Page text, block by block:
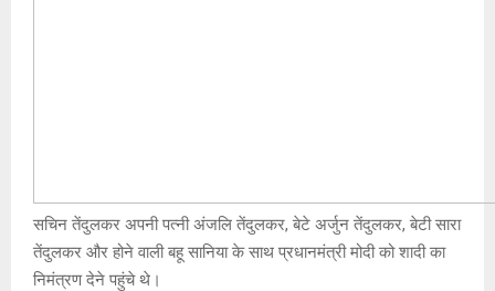
सचिन तेंदुलकर अपनी पत्नी अंजलि तेंदुलकर, बेटे अर्जुन तेंदुलकर, बेटी सारा
तेंदुलकर और होने वाली बहू सानिया के साथ प्रधानमंत्री मोदी को शादी का
निमंत्रण देने पहुंचे थे।